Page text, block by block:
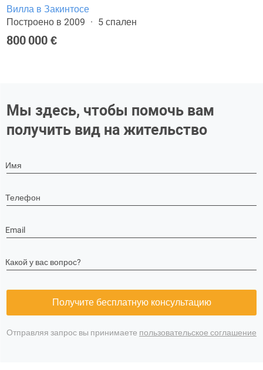
Вилла в Закинтосе
Построено в 2009
5 спален
800 000 €
Мы здесь, чтобы помочь вам
получить вид на жительство
Имя
Телефон
Email
Какой у вас вопрос?
Получите бесплатную консультацию
Отправляя запрос вы принимаете пользовательское соглашение